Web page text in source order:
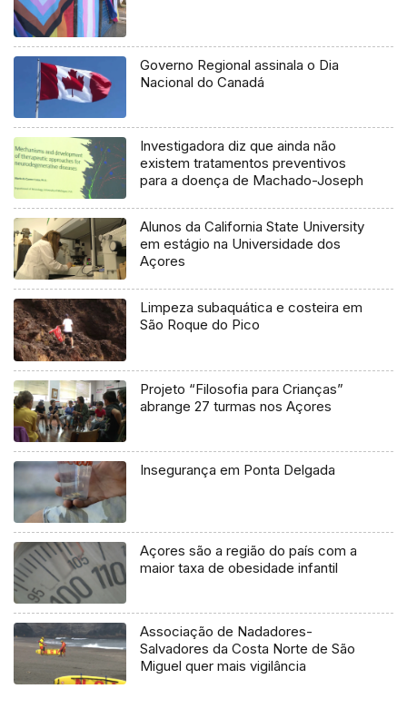
Governo Regional assinala o Dia
Nacional do Canadá
Investigadora diz que ainda não
existem tratamentos preventivos
para a doença de Machado-Joseph
Alunos da California State University
em estágio na Universidade dos
Açores
Limpeza subaquática e costeira em
São Roque do Pico
Projeto “Filosofia para Crianças”
abrange 27 turmas nos Açores
Insegurança em Ponta Delgada
Açores são a região do país com a
maior taxa de obesidade infantil
Associação de Nadadores-
Salvadores da Costa Norte de São
Miguel quer mais vigilância